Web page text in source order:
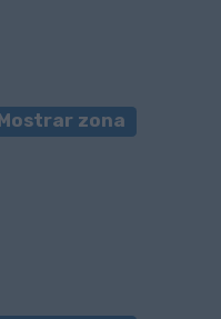
Mostrar zona